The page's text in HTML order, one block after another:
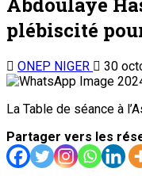
plébiscité
ONEP NIGER 30
La Table de séance à
Partager vers les